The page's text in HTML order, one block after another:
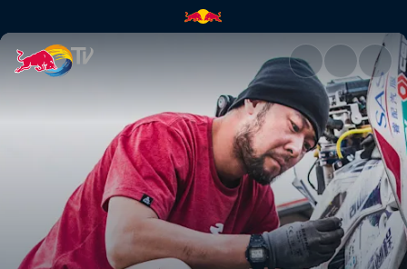
De cero a héroe | Red Bull TV